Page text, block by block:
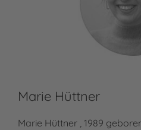
Marie Hüttner
Marie Hüttner , 1989